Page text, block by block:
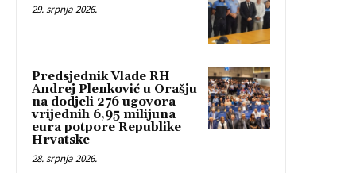
29. srpnja 2026.
Predsjednik Vlade RH
Andrej Plenković u Orašju
na dodjeli 276 ugovora
vrijednih 6,95 milijuna
eura potpore Republike
Hrvatske
28. srpnja 2026.